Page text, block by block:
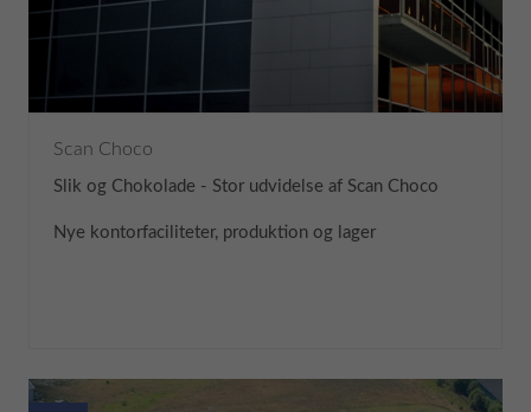
Scan Choco
Slik og Chokolade - Stor udvidelse af Scan Choco
Nye kontorfaciliteter, produktion og lager